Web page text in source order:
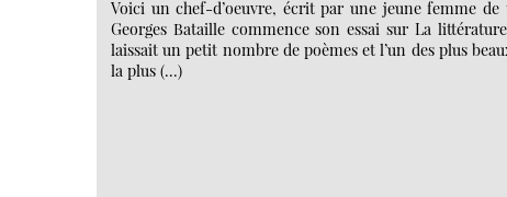
Voici un chef-d’oeuvre, écrit par une jeune femme
Georges Bataille commence son essai sur La
laissait un petit nombre de poèmes et l’un des plus
la plus (…)